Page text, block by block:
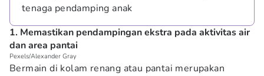
tenaga pendamping anak
1. Memastikan pendampingan ekstra pada aktivitas air
dan area pantai
Pexels/Alexander Gray
Bermain di kolam renang atau pantai merupakan